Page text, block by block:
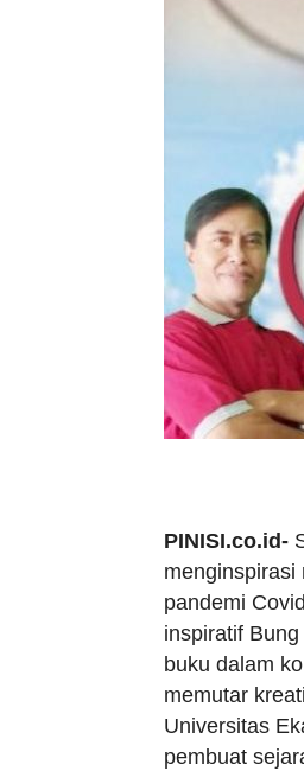
PINISI.co.id-
menginspirasi
pandemi
inspiratif
buku dalam
memutar
Universitas
pembuat